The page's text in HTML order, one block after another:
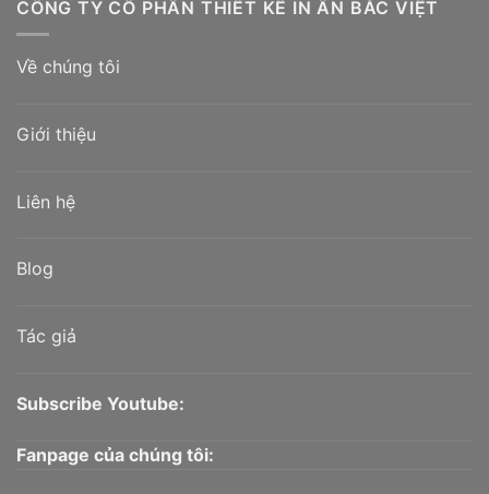
CÔNG TY CỔ PHẦN THIẾT KẾ IN ẤN BẮC VIỆT
Về chúng tôi
Giới thiệu
Liên hệ
Blog
Tác giả
Subscribe Youtube:
Fanpage của chúng tôi: